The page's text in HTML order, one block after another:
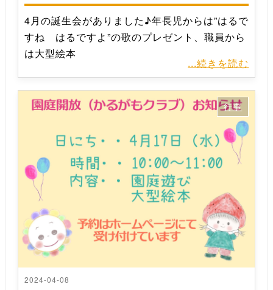
4月の誕生会がありました♪年長児からは”はるで
すね はるですよ”の歌のプレゼント、職員から
は大型絵本
...続きを読む
2024-04-08
行事